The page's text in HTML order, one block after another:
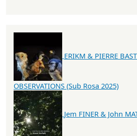
ERIKM & PIERRE
OBSERVATIONS (Sub Rosa 2025)
Jem FINER & John